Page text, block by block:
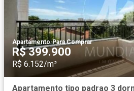
Apartamento·Para Comprar
R$ 399.900
R$ 6.152/m²